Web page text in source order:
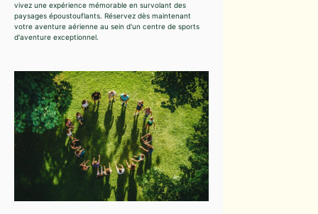
vivez une expérience mémorable en survolant des
paysages époustouflants. Réservez dès maintenant
votre aventure aérienne au sein d'un centre de sports
d'aventure exceptionnel.